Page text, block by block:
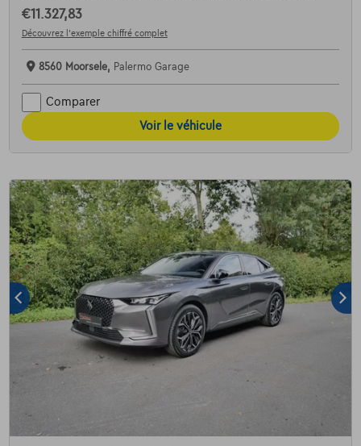
€11.327,83
Découvrez l’exemple chiffré complet
8560 Moorsele, Palermo Garage
Comparer
Voir le véhicule